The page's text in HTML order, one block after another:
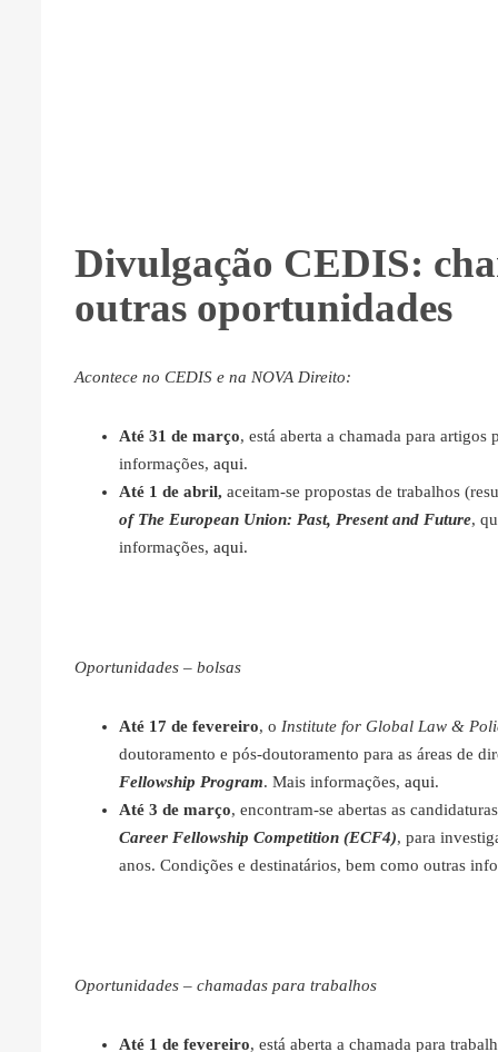
Divulgação CEDIS:
outras oportunidades
Acontece no CEDIS e na NOVA Direito:
Até 31 de março, está aberta a chamada para artigos
informações, aqui.
Até 1 de abril, aceitam-se propostas de trabalhos
of The European Union: Past, Present and Future,
informações, aqui.
Oportunidades – bolsas
Até 17 de fevereiro, o Institute for Global Law &
doutoramento e pós-doutoramento para as áreas de
Fellowship Program. Mais informações, aqui.
Até 3 de março, encontram-se abertas as
Career Fellowship Competition (ECF4), para
anos. Condições e destinatários, bem como outras
Oportunidades – chamadas para trabalhos
Até 1 de fevereiro, está aberta a chamada para